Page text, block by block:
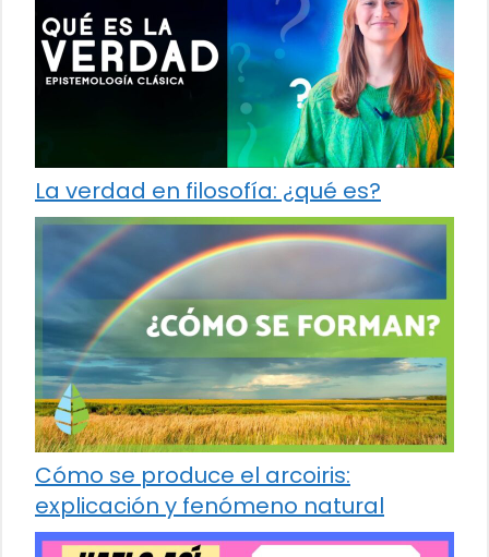
La verdad en filosofía: ¿qué es?
Cómo se produce el arcoiris:
explicación y fenómeno natural